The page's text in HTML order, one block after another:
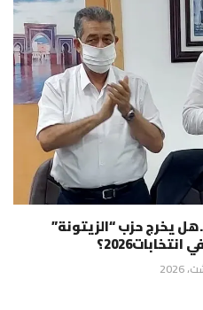
يخرج حزب “الزيتونة”